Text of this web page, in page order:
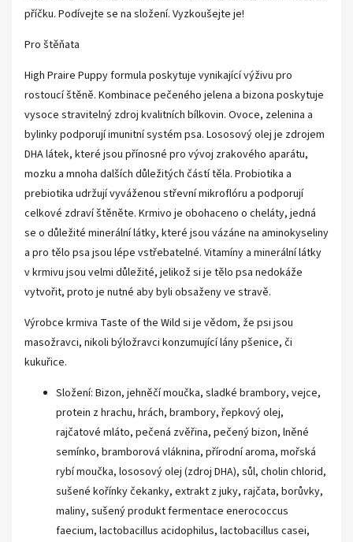
příčku. Podívejte se na složení. Vyzkoušejte je!
Pro štěňata
High Praire Puppy formula poskytuje vynikající výživu pro
rostoucí štěně. Kombinace pečeného jelena a bizona poskytuje
vysoce stravitelný zdroj kvalitních bílkovin. Ovoce, zelenina a
bylinky podporují imunitní systém psa. Lososový olej je zdrojem
DHA látek, které jsou přínosné pro vývoj zrakového aparátu,
mozku a mnoha dalších důležitých částí těla. Probiotika a
prebiotika udržují vyváženou střevní mikroflóru a podporují
celkové zdraví štěněte. Krmivo je obohaceno o cheláty, jedná
se o důležité minerální látky, které jsou vázáne na aminokyseliny
a pro tělo psa jsou lépe vstřebatelné. Vitamíny a minerální látky
v krmivu jsou velmi důležité, jelikož si je tělo psa nedokáže
vytvořit, proto je nutné aby byli obsaženy ve stravě.
Výrobce krmiva Taste of the Wild si je vědom, že psi jsou
masožravci, nikoli býložravci konzumující lány pšenice, či
kukuřice.
Složení: Bizon, jehněčí moučka, sladké brambory, vejce,
protein z hrachu, hrách, brambory, řepkový olej,
rajčatové mláto, pečená zvěřina, pečený bizon, lněné
semínko, bramborová vláknina, přírodní aroma, mořská
rybí moučka, lososový olej (zdroj DHA), sůl, cholin chlorid,
sušené kořínky čekanky, extrakt z juky, rajčata, borůvky,
maliny, sušený produkt fermentace enerococcus
faecium, lactobacillus acidophilus, lactobacillus casei,